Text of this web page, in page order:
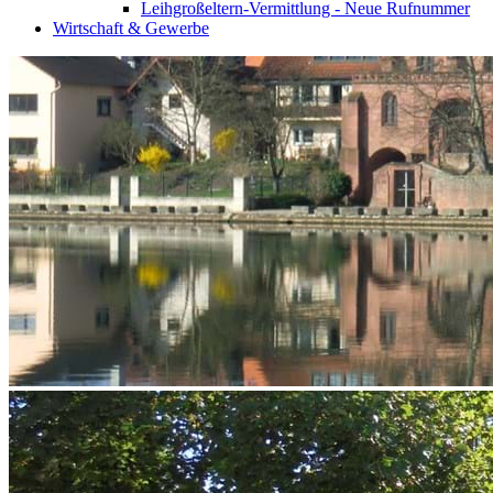
Leihgroßeltern-Vermittlung - Neue Rufnummer
Wirtschaft & Gewerbe